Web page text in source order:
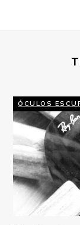
ÓCULOS